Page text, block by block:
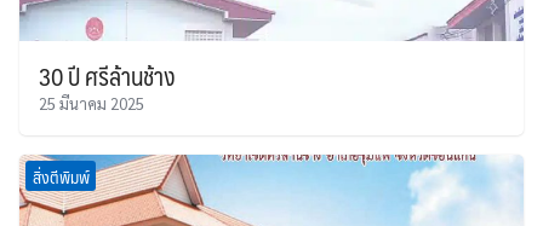
30 ปี ศรีล้านช้าง
25 มีนาคม 2025
สิ่งตีพิมพ์